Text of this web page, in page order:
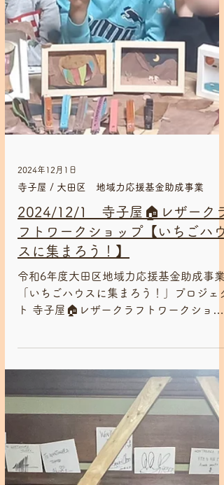
2024年12月1日
寺子屋 / 大田区 地域力応援基金助成事業
フトワークショップ【いちごハウ
スに集まろう！】
令和6年度大田区地域力応援基金助成事業
「いちごハウスに集まろう！」プロジェク
ト 寺子屋🏠レザークラフトワークショッ
プが無事終了しました😊 お勉強の様子😊
下丸子公園に遊びに行きました！ 公園の
帰りに『下丸子マルシェ』に寄って、ラン